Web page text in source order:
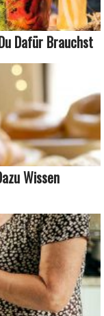
Dafür Brauchst
Wissen